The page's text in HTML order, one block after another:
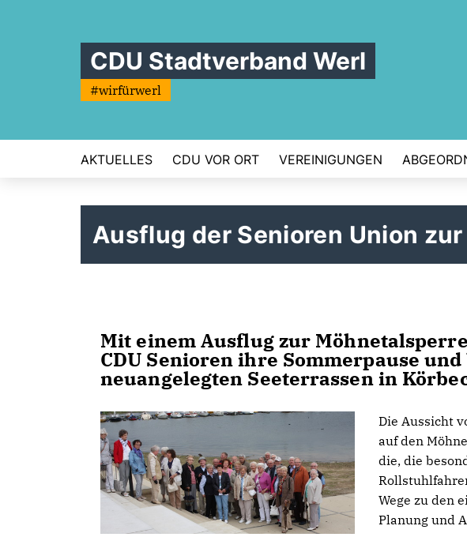
CDU Stadtverband Werl
#wirfürwerl
AKTUELLES CDU VOR ORT VEREINIGUNGEN
Ausflug der Senioren Union
Mit einem Ausflug zur
CDU Senioren ihre Sommerpause
neuangelegten Seeterrassen in
Die Aussicht
auf den
die, die
Wege zu den
Planung und